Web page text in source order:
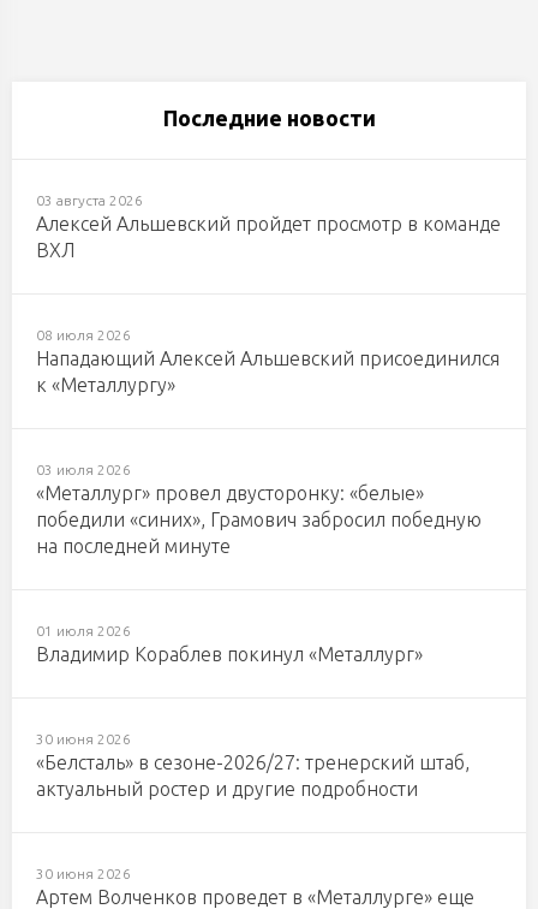
Последние новости
03 августа 2026
Алексей Альшевский пройдет просмотр в команде
ВХЛ
08 июля 2026
Нападающий Алексей Альшевский присоединился
к «Металлургу»
03 июля 2026
«Металлург» провел двусторонку: «белые»
победили «синих», Грамович забросил победную
на последней минуте
01 июля 2026
Владимир Кораблев покинул «Металлург»
30 июня 2026
«Белсталь» в сезоне-2026/27: тренерский штаб,
актуальный ростер и другие подробности
30 июня 2026
Артем Волченков проведет в «Металлурге» еще